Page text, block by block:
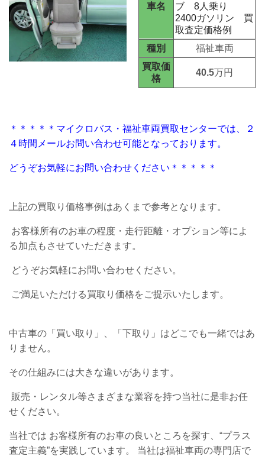
車名
ブ 8人乗り
2400ガソリン 買
取査定価格例
種別
福祉車両
買取価
格
40.5万円
＊＊＊＊＊マイクロバス・福祉車両買取センターでは、２
４時間メールお問い合わせ可能となっております。
どうぞお気軽にお問い合わせください＊＊＊＊＊
上記の買取り価格事例はあくまで参考となります。
お客様所有のお車の程度・走行距離・オプション等によ
る加点もさせていただきます。
どうぞお気軽にお問い合わせください。
ご満足いただける買取り価格をご提示いたします。
中古車の「買い取り」、「下取り」はどこでも一緒ではあ
りません。
その仕組みには大きな違いがあります。
販売・レンタル等さまざまな業容を持つ当社に是非お任
せください。
当社では お客様所有のお車の良いところを探す、“プラス
査定主義”を実践しています。 当社は福祉車両の専門店で